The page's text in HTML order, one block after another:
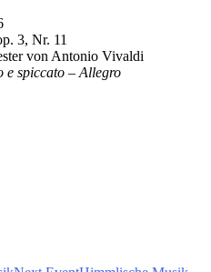
3, Nr. 11
von Antonio Vivaldi
e spiccato – Allegro